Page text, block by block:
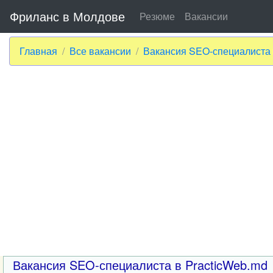
Фриланс в Молдове Резюме Вакансии
Главная Все вакансии Вакансия SEO-
Вакансия SEO-специалиста в PracticWeb.md